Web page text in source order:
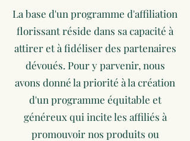
La base d'un programme d'affiliation
florissant réside dans sa capacité à
attirer et à fidéliser des partenaires
dévoués. Pour y parvenir, nous
avons donné la priorité à la création
d'un programme équitable et
généreux qui incite les affiliés à
promouvoir nos produits ou